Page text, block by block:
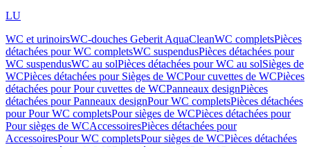
LU
WC et urinoirsWC-douches Geberit AquaCleanWC completsPièces
détachées pour WC completsWC suspendusPièces détachées pour
WC suspendusWC au solPièces détachées pour WC au solSièges de
WCPièces détachées pour Sièges de WCPour cuvettes de WCPièces
détachées pour Pour cuvettes de WCPanneaux designPièces
détachées pour Panneaux designPour WC completsPièces détachées
pour Pour WC completsPour sièges de WCPièces détachées pour
Pour sièges de WCAccessoiresPièces détachées pour
AccessoiresPour WC completsPour sièges de WCPièces détachées